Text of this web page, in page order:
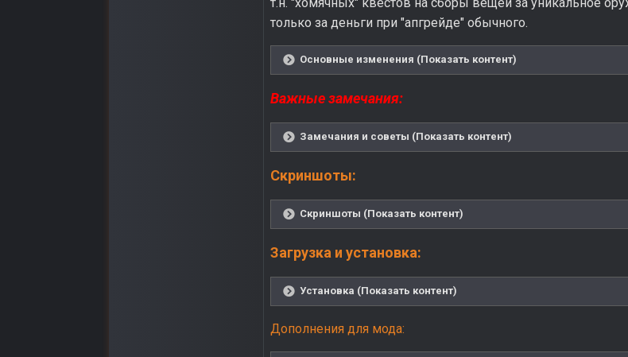
только за деньги при "апгрейде" обычного.
Основные изменения (Показать контент)
Важные замечания:
Замечания и советы (Показать контент)
Скриншоты:
Скриншоты (Показать контент)
Загрузка и установка:
Установка (Показать контент)
Дополнения для мода: